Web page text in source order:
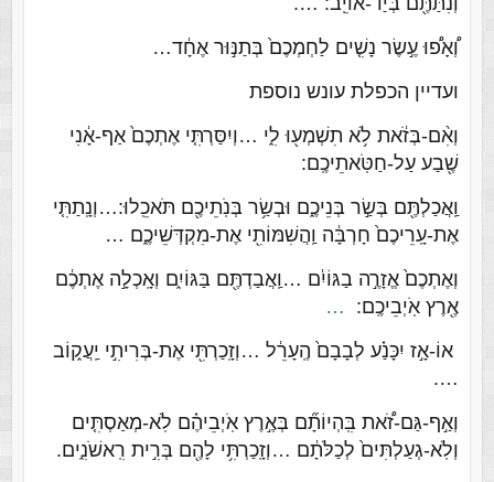
וְ֠אָפ֠וּ עֶ֣שֶׂר נָשִׁ֤ים לַחְמְכֶם֙ בְּתַנּ֣וּר אֶחָ֔ד…
ועדיין הכפלת עונש נוספת
וְאִ֨ם-בְּזֹ֔את לֹ֥א תִשְׁמְע֖וּ לִ֑י …וְיִסַּרְתִּ֤י אֶתְכֶם֙ אַף-אָ֔נִי
שֶׁ֖בַע עַל-חַטֹּֽאתֵיכֶֽם:
וַֽאֲכַלְתֶּ֖ם בְּשַׂ֣ר בְּנֵיכֶ֑ם וּבְשַׂ֥ר בְּנֹֽתֵיכֶ֖ם תֹּאכֵֽלוּ:…וְנָֽתַתִּ֤י
אֶת-עָֽרֵיכֶם֙ חָרְבָּ֔ה וַֽהֲשִׁמּוֹתִ֖י אֶת-מִקְדְּשֵׁיכֶ֑ם …
וְאֶתְכֶם֙ אֱזָרֶ֣ה בַגּוֹיִ֔ם …וַֽאֲבַדְתֶּ֖ם בַּגּוֹיִ֑ם וְאָֽכְלָ֣ה אֶתְכֶ֔ם
אֶ֖רֶץ אֹֽיְבֵיכֶֽם:
…
אוֹ-אָ֣ז יִכָּנַ֗ע לְבָבָם֙ הֶֽעָרֵ֔ל …וְזָֽכַרְתִּ֖י אֶת-בְּרִיתִ֣י יַֽעֲק֑וֹב
….
וְאַ֣ף-גַּם-זֹ֠את בִּֽהְיוֹתָ֞ם בְּאֶ֣רֶץ אֹֽיְבֵיהֶ֗ם לֹֽא-מְאַסְתִּ֤ים
וְלֹֽא-גְעַלְתִּים֙ לְכַלֹּתָ֔ם …וְזָֽכַרְתִּ֥י לָהֶ֖ם בְּרִ֣ית רִֽאשֹׁנִ֑ים.